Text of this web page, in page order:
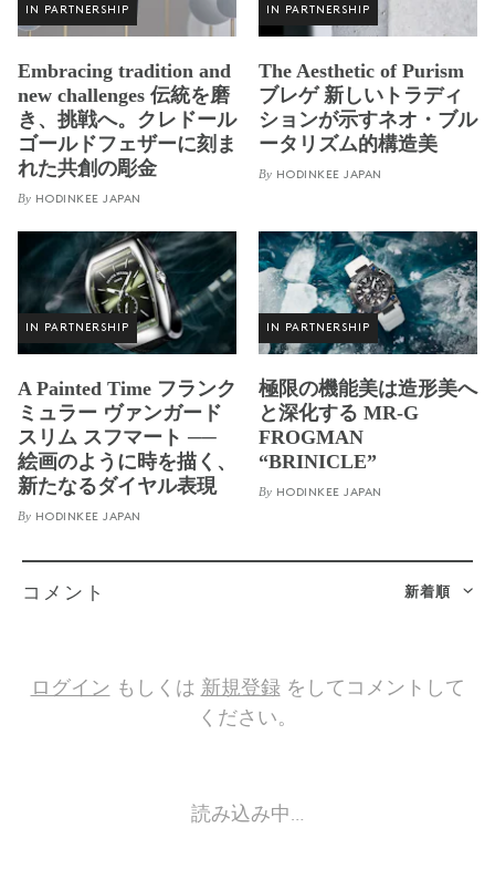
IN PARTNERSHIP
Embracing tradition and
new challenges 伝統を磨
き、挑戦へ。クレドール
ゴールドフェザーに刻ま
れた共創の彫金
By HODINKEE JAPAN
IN PARTNERSHIP
The Aesthetic of Purism
ブレゲ 新しいトラディ
ションが示すネオ・ブル
ータリズム的構造美
By HODINKEE JAPAN
IN PARTNERSHIP
A Painted Time フランク
ミュラー ヴァンガード
スリム スフマート ──
絵画のように時を描く、
新たなるダイヤル表現
By HODINKEE JAPAN
IN PARTNERSHIP
極限の機能美は造形美へ
と深化する MR-G
FROGMAN
“BRINICLE”
By HODINKEE JAPAN
新着順
コメント
ログインもしくは新規登録をしてコメントして
ください。
読み込み中…